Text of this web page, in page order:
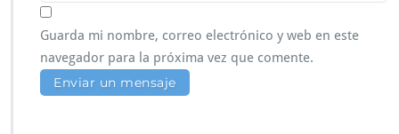
Guarda mi nombre, correo electrónico y web en este
navegador para la próxima vez que comente.